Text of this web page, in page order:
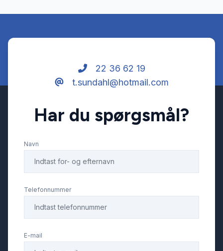
22 36 62 19
t.sundahl@hotmail.com
Har du spørgsmål?
Navn
Telefonnummer
E-mail